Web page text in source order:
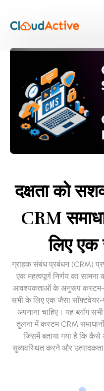
दक्षता को
CRM
लिए एक
ग्राहक संबंध प्रबंधन (CRM)
एक महत्वपूर्ण निर्णय का सामना
आवश्यकताओं के अनुरूप कस्टम-
सभी के लिए एक जैसा
अपनाना चाहिए। यह ब्लॉग
तुलना में कस्टम CRM
जिसमें बताया गया है कि
सुव्यवस्थित करने और